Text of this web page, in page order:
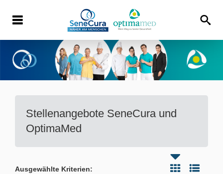
Stellenangebote SeneCura und
OptimaMed
Ausgewählte Kriterien: